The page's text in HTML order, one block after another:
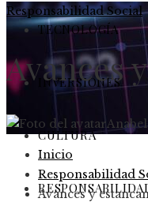
TECNOLOGÍA
INVERSIONES
CULTURA
Responsabilidad Social
Avances
Inicio
Responsabilidad
Avances y